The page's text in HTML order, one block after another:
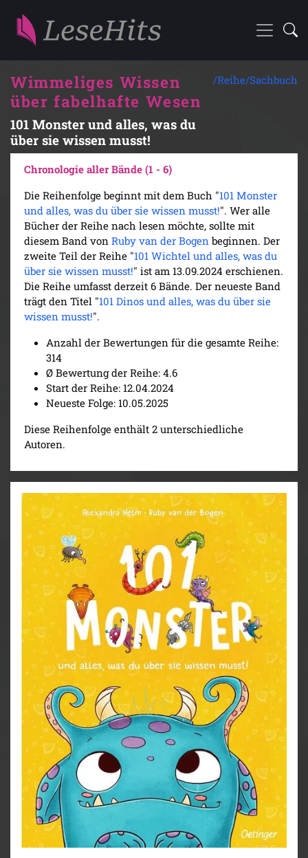
Wimmeliges Wissen
über fabelhafte Wesen
101 Monster und alles, was du
über sie wissen musst!
/Reihe/Sachbuch
Chronologie aller Bände (1 - 6)
Die Reihenfolge beginnt mit dem Buch "101 Monster
und alles, was du über sie wissen musst!". Wer alle
Bücher der Reihe nach lesen möchte, sollte mit
diesem Band von Ruby van der Bogen beginnen. Der
zweite Teil der Reihe "101 Wichtel und alles, was du
über sie wissen musst!" ist am 13.09.2024 erschienen.
Die Reihe umfasst derzeit 6 Bände. Der neueste Band
trägt den Titel "101 Dinos und alles, was du über sie
wissen musst!".
Anzahl der Bewertungen für die gesamte Reihe:
314
Ø Bewertung der Reihe: 4.6
Start der Reihe: 12.04.2024
Neueste Folge: 10.05.2025
Diese Reihenfolge enthält 2 unterschiedliche
Autoren.